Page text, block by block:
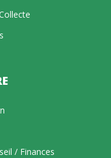
/ Finances